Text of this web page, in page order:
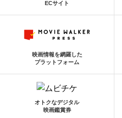
ECサイト
映画情報を網羅した
プラットフォーム
オトクなデジタル
映画鑑賞券